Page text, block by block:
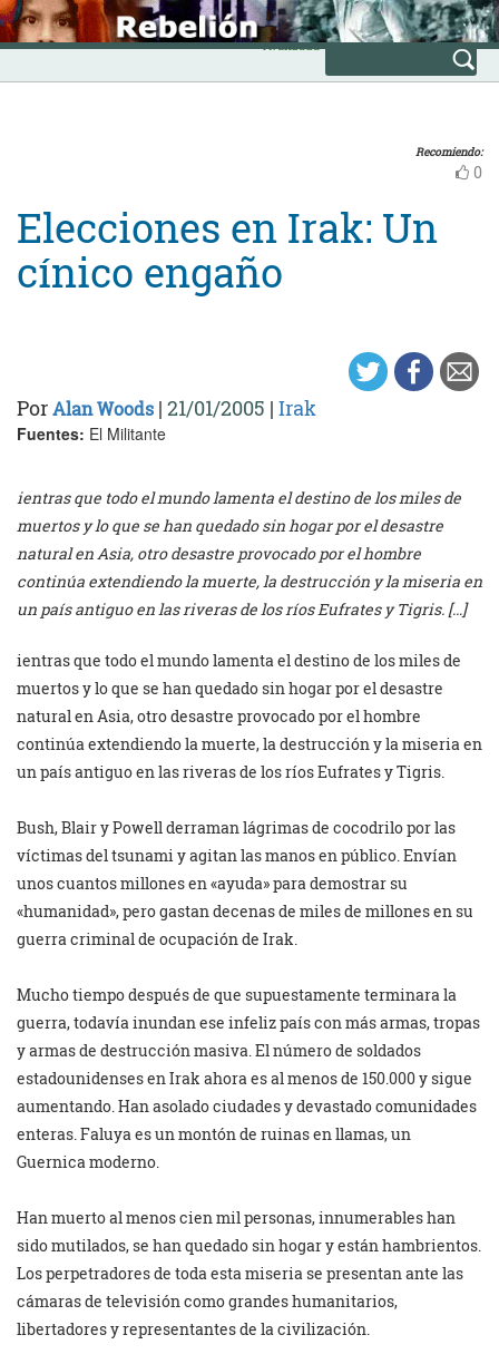
Skip
to
content
INICIO
Avanzada
Recomiendo:
0
Elecciones en Irak: Un
cínico engaño
PorAlan Woods | 21/01/2005 | Irak
Fuentes: El Militante
ientras que todo el mundo lamenta el destino de los miles de
muertos y lo que se han quedado sin hogar por el desastre
natural en Asia, otro desastre provocado por el hombre
continúa extendiendo la muerte, la destrucción y la miseria en
un país antiguo en las riveras de los ríos Eufrates y Tigris. […]
ientras que todo el mundo lamenta el destino de los miles de
muertos y lo que se han quedado sin hogar por el desastre
natural en Asia, otro desastre provocado por el hombre
continúa extendiendo la muerte, la destrucción y la miseria en
un país antiguo en las riveras de los ríos Eufrates y Tigris.
Bush, Blair y Powell derraman lágrimas de cocodrilo por las
víctimas del tsunami y agitan las manos en público. Envían
unos cuantos millones en «ayuda» para demostrar su
«humanidad», pero gastan decenas de miles de millones en su
guerra criminal de ocupación de Irak.
Mucho tiempo después de que supuestamente terminara la
guerra, todavía inundan ese infeliz país con más armas, tropas
y armas de destrucción masiva. El número de soldados
estadounidenses en Irak ahora es al menos de 150.000 y sigue
aumentando. Han asolado ciudades y devastado comunidades
enteras. Faluya es un montón de ruinas en llamas, un
Guernica moderno.
Han muerto al menos cien mil personas, innumerables han
sido mutilados, se han quedado sin hogar y están hambrientos.
Los perpetradores de toda esta miseria se presentan ante las
cámaras de televisión como grandes humanitarios,
libertadores y representantes de la civilización.